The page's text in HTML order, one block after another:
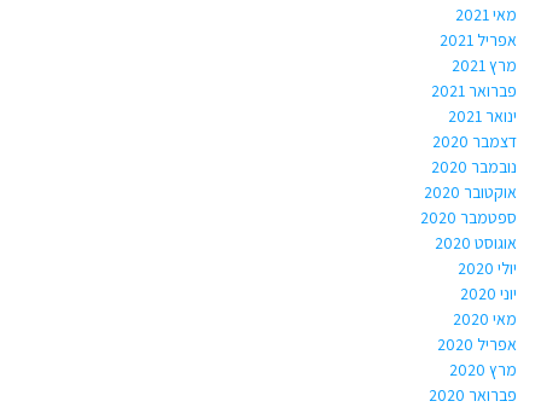
מאי 2021
אפריל 2021
מרץ 2021
פברואר 2021
ינואר 2021
דצמבר 2020
נובמבר 2020
אוקטובר 2020
ספטמבר 2020
אוגוסט 2020
יולי 2020
יוני 2020
מאי 2020
אפריל 2020
מרץ 2020
פברואר 2020